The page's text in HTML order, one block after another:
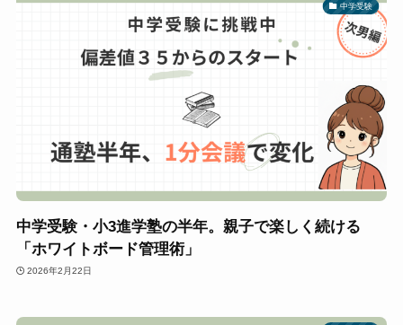
中学受験
中学受験・小3進学塾の半年。親子で楽しく続ける
「ホワイトボード管理術」
2026年2月22日